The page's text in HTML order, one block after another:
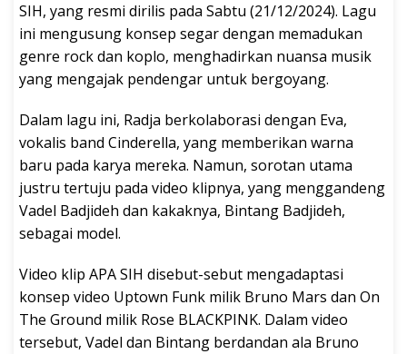
SIH, yang resmi dirilis pada Sabtu (21/12/2024). Lagu
ini mengusung konsep segar dengan memadukan
genre rock dan koplo, menghadirkan nuansa musik
yang mengajak pendengar untuk bergoyang.
Dalam lagu ini, Radja berkolaborasi dengan Eva,
vokalis band Cinderella, yang memberikan warna
baru pada karya mereka. Namun, sorotan utama
justru tertuju pada video klipnya, yang menggandeng
Vadel Badjideh dan kakaknya, Bintang Badjideh,
sebagai model.
Video klip APA SIH disebut-sebut mengadaptasi
konsep video Uptown Funk milik Bruno Mars dan On
The Ground milik Rose BLACKPINK. Dalam video
tersebut, Vadel dan Bintang berdandan ala Bruno